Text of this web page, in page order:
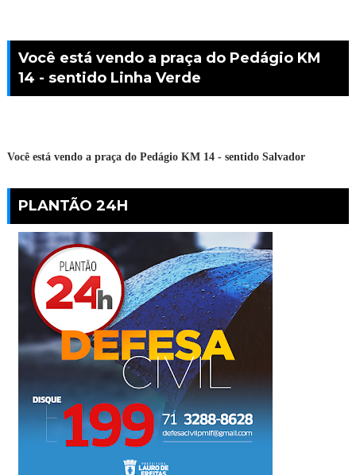
Você está vendo a praça do Pedágio KM
14 - sentido Linha Verde
Você está vendo a praça do Pedágio KM 14 - sentido Salvador
PLANTÃO 24H